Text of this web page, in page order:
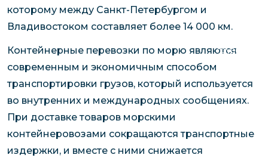
грузов в
которому между Санкт-Петербургом и
Владивостоком составляет более 14 000 км.
Контейнерные перевозки по морю являются
современным и экономичным способом
транспортировки грузов, который используется
во внутренних и международных сообщениях.
При доставке товаров морскими
контейнеровозами сокращаются транспортные
издержки, и вместе с ними снижается